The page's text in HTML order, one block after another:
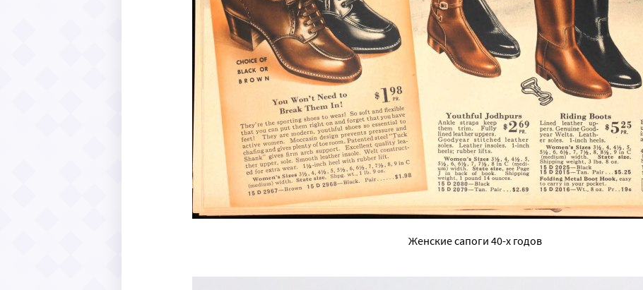
Женские сапоги 40-х годов